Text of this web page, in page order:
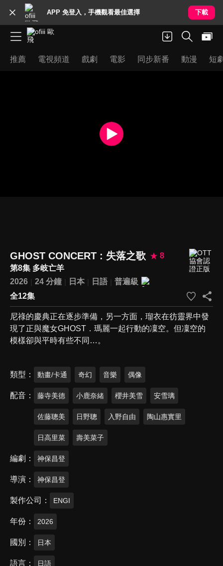
APP 免登入，手機觀看最佳選擇 下載
推薦 電視頻道 戲劇 電影 同步新番 動漫 短
GHOST CONCERT : 失落之歌
8
第8集 多岐亡羊
2026
24 分鐘 日本 日語
普遍級
全12集
尼祿的慶典正在逐步準備，另一方面，瑠衣在彷靈界中發
現了正與魔女GHOST．瑪麗一起行動的凜空。但凜空的
模樣卻與平時有些不同…。
類型 動畫/卡通 奇幻 音樂 偶像
配音 藤寺美德 小鹿奈緒 櫻井美雪 安雪璃
佐藤聰美 日野聰 入野自由 陶山惠實里
日高里菜 壽美菜子
編劇 神保昌登
導演 神保昌登
製作公司 ENGI
年份 2026
國別 日本
語言 日語